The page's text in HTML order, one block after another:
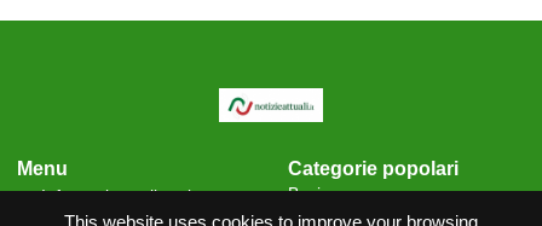
Menu
Informativa sulla privacy
Categorie popolari
Business
Cronaca